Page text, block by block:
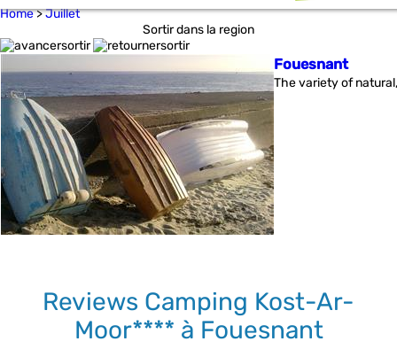
Home>Juillet
Sortir dans la region
Fouesnant
The variety of
Reviews Camping Kost-Ar-
Moor**** à Fouesnant